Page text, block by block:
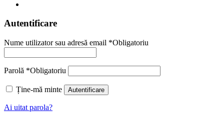
Autentificare
Nume utilizator sau adresă email *Obligatoriu
Parolă *Obligatoriu
Ține-mă minte Autentificare
Ai uitat parola?